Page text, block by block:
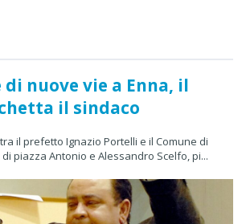
nuove vie a Enna, il
il sindaco
il prefetto Ignazio Portelli e il Comune di
piazza Antonio e Alessandro Scelfo, pi...